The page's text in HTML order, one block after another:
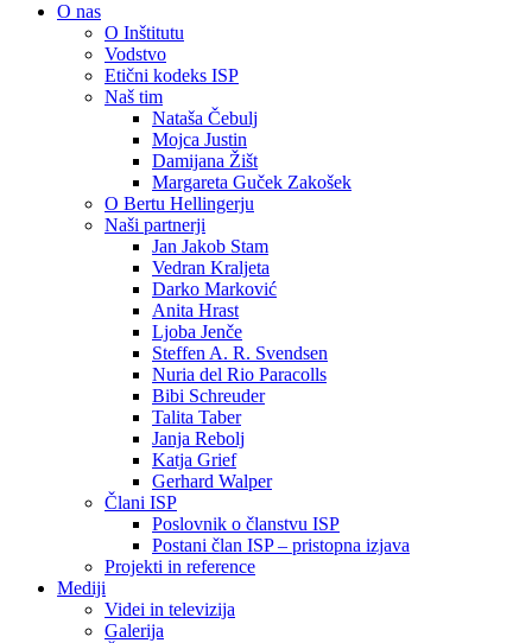
O nas
O Inštitutu
Vodstvo
Etični kodeks ISP
Naš tim
Nataša Čebulj
Mojca Justin
Damijana Žišt
Margareta Guček Zakošek
O Bertu Hellingerju
Naši partnerji
Jan Jakob Stam
Vedran Kraljeta
Darko Marković
Anita Hrast
Ljoba Jenče
Steffen A. R. Svendsen
Nuria del Rio Paracolls
Bibi Schreuder
Talita Taber
Janja Rebolj
Katja Grief
Gerhard Walper
Člani ISP
Poslovnik o članstvu ISP
Postani član ISP – pristopna izjava
Projekti in reference
Mediji
Videi in televizija
Galerija